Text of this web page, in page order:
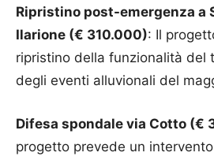
Ripristino post-emergenza a
Ilarione (€ 310.000): Il
ripristino della funzionalità del
degli eventi alluvionali del
Difesa spondale via Cotto (€
progetto prevede un